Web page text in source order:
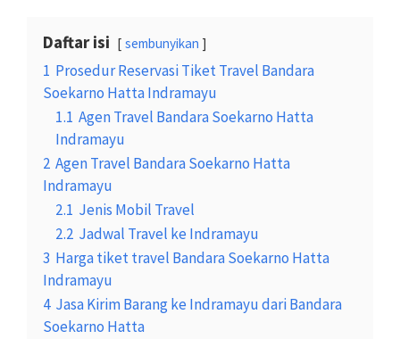
Daftar isi sembunyikan
1 Prosedur Reservasi Tiket Travel Bandara
Soekarno Hatta Indramayu
1.1 Agen Travel Bandara Soekarno Hatta
Indramayu
2 Agen Travel Bandara Soekarno Hatta
Indramayu
2.1 Jenis Mobil Travel
2.2 Jadwal Travel ke Indramayu
3 Harga tiket travel Bandara Soekarno Hatta
Indramayu
4 Jasa Kirim Barang ke Indramayu dari Bandara
Soekarno Hatta